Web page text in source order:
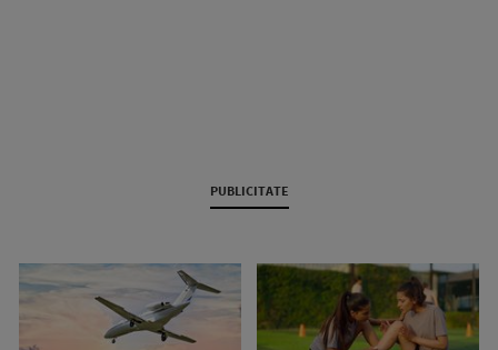
PUBLICITATE